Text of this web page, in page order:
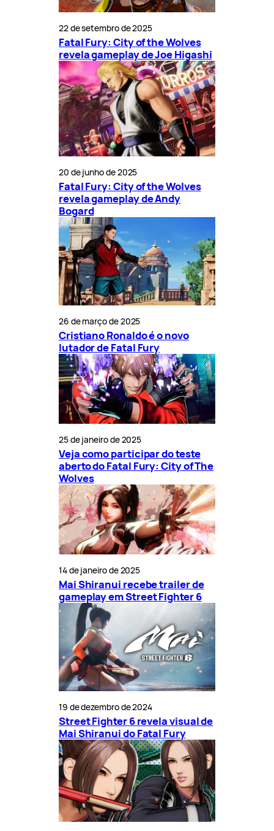
22 de setembro de 2025
Fatal Fury: City of the Wolves
revela gameplay de Joe Higashi
20 de junho de 2025
Fatal Fury: City of the Wolves
revela gameplay de Andy
Bogard
26 de março de 2025
Cristiano Ronaldo é o novo
lutador de Fatal Fury
25 de janeiro de 2025
Veja como participar do teste
aberto do Fatal Fury: City of The
Wolves
14 de janeiro de 2025
Mai Shiranui recebe trailer de
gameplay em Street Fighter 6
19 de dezembro de 2024
Street Fighter 6 revela visual de
Mai Shiranui do Fatal Fury